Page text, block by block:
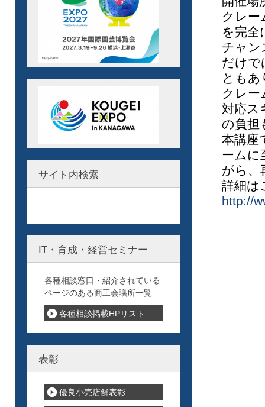
クレー
を完全
チャン
だけで
ともあ
クレー
対応ス
の負担
本講座
ームに
がら、
詳細は
http://
サイト内検索
IT・育成・経営セミナー
各種相談窓口・紹介されている
ページのある商工会議所一覧
各種相談掲載HPリスト
表彰
優良小売店舗表彰